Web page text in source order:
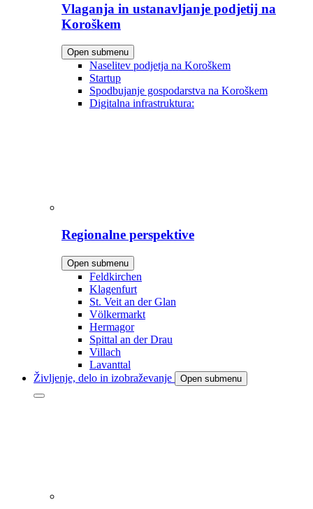
Vlaganja in ustanavljanje podjetij na
Koroškem
Open submenu
Naselitev podjetja na Koroškem
Startup
Spodbujanje gospodarstva na Koroškem
Digitalna infrastruktura:
Regionalne perspektive
Open submenu
Feldkirchen
Klagenfurt
St. Veit an der Glan
Völkermarkt
Hermagor
Spittal an der Drau
Villach
Lavanttal
Življenje, delo in izobraževanje
Open submenu